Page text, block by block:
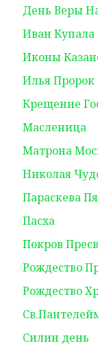
День Веры
Иван Купала
Иконы
Илья Пророк
Крещение
Масленица
Матрона
Николая
Параскева
Пасха
Покров
Рождество
Рождество
Силин день